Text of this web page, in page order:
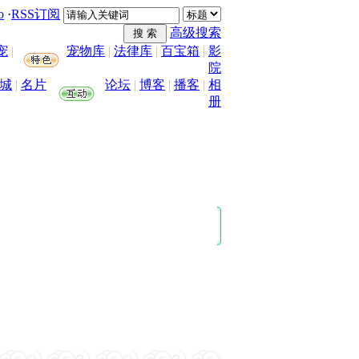
·RSS订阅
高级搜索
| 宠物库 | 法律库 | 百宝箱 | 影
院
| 名片 论坛 | 博客 | 播客 | 相
册